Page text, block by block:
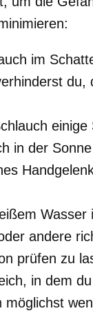
im
du,
einige
in der
Wasser
andere
prüfen zu
in dem
möglichst